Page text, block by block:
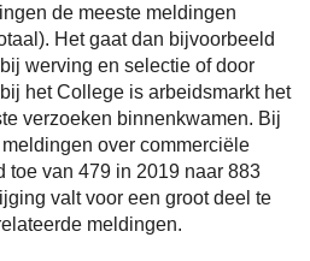
de meeste meldingen
Het gaat dan bijvoorbeeld
werving en selectie of door
het College is arbeidsmarkt het
verzoeken binnenkwamen. Bij
over commerciële
toe van 479 in 2019 naar 883
valt voor een groot deel te
meldingen.